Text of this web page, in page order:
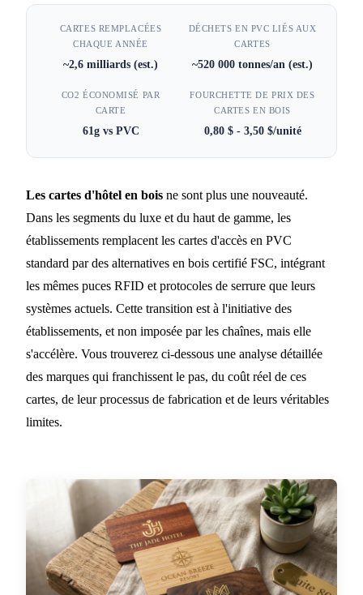
quelles chaînes font la
transition en 2026
16 MIN DE LECTURE
CARTES REMPLACÉES
CHAQUE ANNÉE
~2,6 milliards (est.)
DÉCHETS EN PVC LIÉS AUX
CARTES
~520 000 tonnes/an (est.)
CO2 ÉCONOMISÉ PAR
CARTE
61g vs PVC
FOURCHETTE DE PRIX DES
CARTES EN BOIS
0,80 $ - 3,50 $/unité
Les cartes d'hôtel en bois ne sont plus une nouveauté.
Dans les segments du luxe et du haut de gamme, les
établissements remplacent les cartes d'accès en PVC
standard par des alternatives en bois certifié FSC, intégrant
les mêmes puces RFID et protocoles de serrure que leurs
systèmes actuels. Cette transition est à l'initiative des
établissements, et non imposée par les chaînes, mais elle
s'accélère. Vous trouverez ci-dessous une analyse détaillée
des marques qui franchissent le pas, du coût réel de ces
cartes, de leur processus de fabrication et de leurs véritables
limites.